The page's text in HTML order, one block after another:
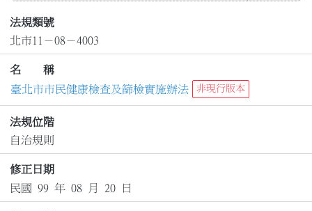
法規類號
北市11－08－4003
名 稱
臺北市市民健康檢查及篩檢實施辦法
非現行版本
法規位階
自治規則
修正日期
民國 99 年 08 月 20 日